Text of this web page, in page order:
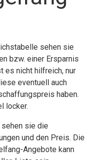
sehen sie
bzw. einer Ersparnis
es nicht hilfreich, nur
eventuell auch
haben.
locker.
sie die
und den Preis. Die
Angebote kann